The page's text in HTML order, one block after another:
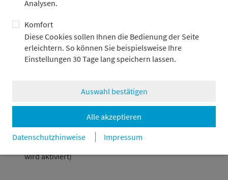
Bitte geben Sie Ihren Wohnsitz/Firmensitz an:
Bitte wählen
Ich habe dieNutzungsbedingungen/rechtlichen
Bestätigen Abbrechen
Einstellungen 30 Tage lang merken (Komfort-Cookie
wird aktiviert)
Analysen.
Komfort
Diese Cookies sollen Ihnen die Bedienung der Seite
erleichtern. So können Sie beispielsweise Ihre
Einstellungen 30 Tage lang speichern lassen.
Auswahl bestätigen
Alle akzeptieren
Datenschutzhinweise
Impressum